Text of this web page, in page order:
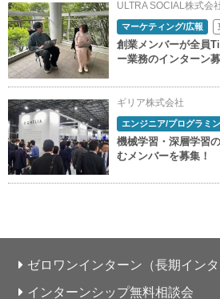
ULTRA SOCIAL株式会
マーケティング/広報
創業メンバーが全員
ー業務のインターン
ギリア株式会社
エンジニア/プログラミ
機械学習・深層学習
むメンバーを募集！
ゼロワンインターン（長期インタ
インターンシップ無料相談会